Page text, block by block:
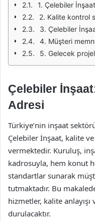
1. Çelebiler
2. Kalite kontrol
3. Çelebiler
4. Müşteri
5. Gelecek
Çelebiler
Adresi
Türkiye’nin inşaat
Çelebiler İnşaat, kalite
vermektedir. Kuruluş,
kadrosuyla, hem konut
standartlar sunarak
tutmaktadır. Bu
hizmetler, kalite
durulacaktır.